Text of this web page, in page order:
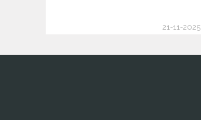
21-11-2025